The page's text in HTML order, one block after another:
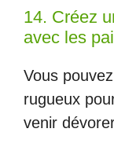
14. Créez
avec les
Vous
rugueux
venir